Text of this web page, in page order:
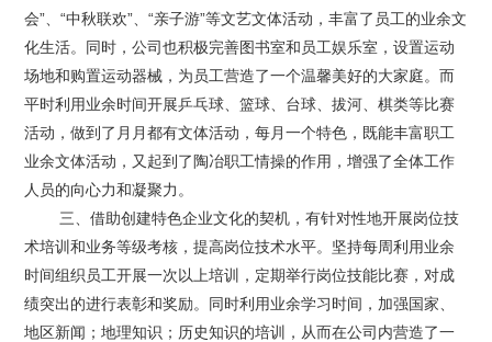
会”、“中秋联欢”、“亲子游”等文艺文体活动，丰富了员工的业余文
化生活。同时，公司也积极完善图书室和员工娱乐室，设置运动
场地和购置运动器械，为员工营造了一个温馨美好的大家庭。而
平时利用业余时间开展乒乓球、篮球、台球、拔河、棋类等比赛
活动，做到了月月都有文体活动，每月一个特色，既能丰富职工
业余文体活动，又起到了陶冶职工情操的作用，增强了全体工作
人员的向心力和凝聚力。
三、借助创建特色企业文化的契机，有针对性地开展岗位技
术培训和业务等级考核，提高岗位技术水平。坚持每周利用业余
时间组织员工开展一次以上培训，定期举行岗位技能比赛，对成
绩突出的进行表彰和奖励。同时利用业余学习时间，加强国家、
地区新闻；地理知识；历史知识的培训，从而在公司内营造了一